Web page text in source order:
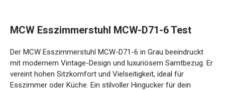
MCW Esszimmerstuhl MCW-D71-6 Test
Der MCW Esszimmerstuhl MCW-D71-6 in Grau beeindruckt
mit modernem Vintage-Design und luxuriösem Samtbezug. Er
vereint hohen Sitzkomfort und Vielseitigkeit, ideal für
Esszimmer oder Küche. Ein stilvoller Hingucker für dein